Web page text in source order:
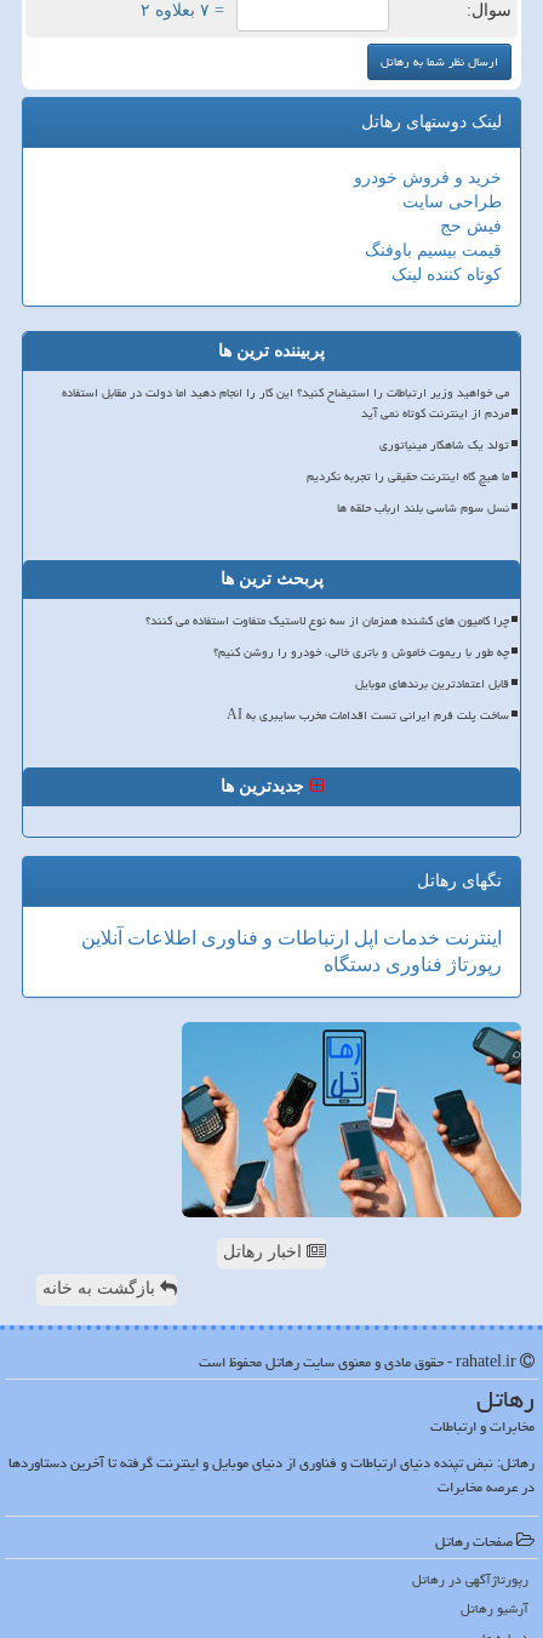
سوال: = ۷ بعلاوه ۲
لینک دوستهای رهاتل
خرید و فروش خودرو
طراحی سایت
فیش حج
قیمت بیسیم باوفنگ
کوتاه کننده لینک
پربیننده ترین ها
می خواهید وزیر ارتباطات را استیضاح کنید؟ این کار را انجام دهید اما دولت در مقابل استفاده
مردم از اینترنت کوتاه نمی آید
تولد یک شاهکار مینیاتوری
ما هیچ گاه اینترنت حقیقی را تجربه نکردیم
نسل سوم شاسی بلند ارباب حلقه ها
پربحث ترین ها
چرا کامیون های کشنده همزمان از سه نوع لاستیک متفاوت استفاده می کنند؟
چه طور با ریموت خاموش و باتری خالی، خودرو را روشن کنیم؟
قابل اعتمادترین برندهای موبایل
ساخت پلت فرم ایرانی تست اقدامات مخرب سایبری به AI
جدیدترین ها
تگهای رهاتل
اینترنت خدمات اپل ارتباطات و فناوری اطلاعات آنلاین
رپورتاژ فناوری دستگاه
اخبار رهاتل
بازگشت به خانه
رهاتل
مخابرات و ارتباطات
رهاتل: نبض تپنده دنیای ارتباطات و فناوری از دنیای موبایل و اینترنت گرفته تا آخرین دستاوردها
در عرصه مخابرات
صفحات رهاتل
رپورتاژآگهی در رهاتل
آرشیو رهاتل